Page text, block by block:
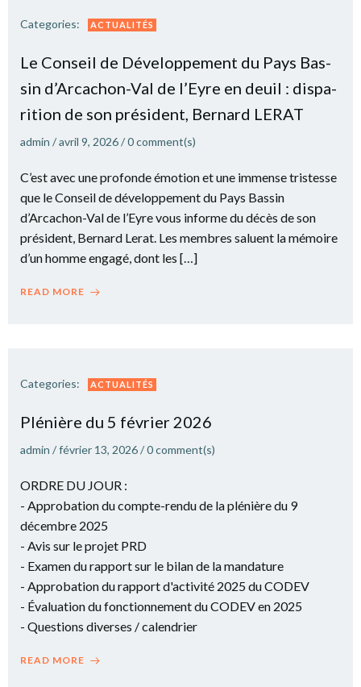
Categories: ACTUALITÉS
Le Conseil de Déve­lop­pe­ment du Pays Bas­
sin d’Arcachon-Val de l’Eyre en deuil : dis­pa­
ri­tion de son pré­sident, Ber­nard LERAT
admin /avril 9, 2026/0comment(s)
C’est avec une pro­fonde émo­tion et une immense tris­tesse
que le Conseil de déve­lop­pe­ment du Pays Bas­sin
d’Arcachon-Val de l’Eyre vous informe du décès de son
pré­sident, Ber­nard Lerat. Les membres saluent la mémoire
d’un homme enga­gé, dont les […]
READ MORE
Categories: ACTUALITÉS
Plé­nière du 5 février 2026
admin /février 13, 2026/0comment(s)
ORDRE DU JOUR :
- Approbation du compte-rendu de la plénière du 9
décembre 2025
- Avis sur le projet PRD
- Examen du rapport sur le bilan de la mandature
- Approbation du rapport d'activité 2025 du CODEV
- Évaluation du fonctionnement du CODEV en 2025
- Questions diverses / calendrier
READ MORE